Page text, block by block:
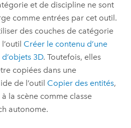
et de discipline ne sont
comme entrées par cet outil.
des couches de catégorie
Créer le contenu d’une
3D. Toutefois, elles
copiées dans une
de l’outil Copier des entités,
la scène comme classe
autonome.